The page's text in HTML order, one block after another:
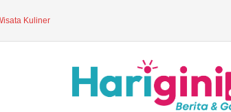
Kuliner